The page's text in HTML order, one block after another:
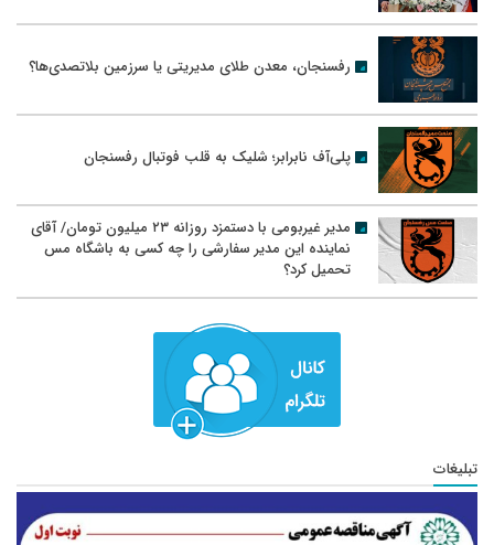
رفسنجان، معدن طلای مدیریتی یا سرزمین بلاتصدی‌ها؟
پلی‌آف نابرابر؛ شلیک به قلب فوتبال رفسنجان
مدیر غیربومی با دستمزد روزانه ۲۳ میلیون تومان/ آقای
نماینده این مدیر سفارشی را چه کسی به باشگاه مس
تحمیل کرد؟
تبلیغات